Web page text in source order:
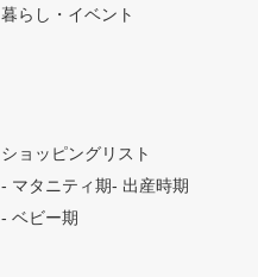
暮らし・イベント
ショッピングリスト
- マタニティ期- 出産時期
- ベビー期